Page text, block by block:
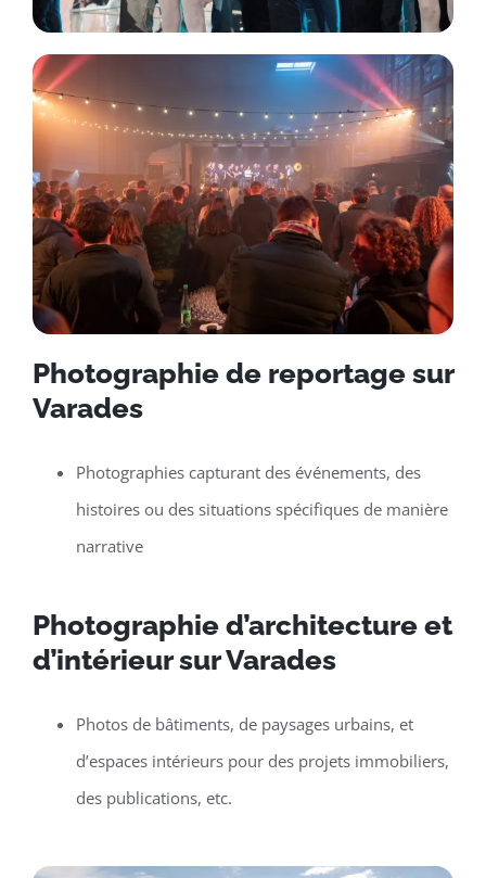
Photographie de reportage sur
Varades
Photographies capturant des événements, des
histoires ou des situations spécifiques de manière
narrative
Photographie d’architecture et
d’intérieur sur Varades
Photos de bâtiments, de paysages urbains, et
d’espaces intérieurs pour des projets immobiliers,
des publications, etc.